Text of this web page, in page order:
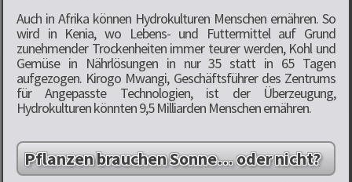
Auch in Afrika können Hydrokulturen Menschen ernähren. So
wird in Kenia, wo Lebens- und Futtermittel auf Grund
zunehmender Trockenheiten immer teurer werden, Kohl und
Gemüse in Nährlösungen in nur 35 statt in 65 Tagen
aufgezogen. Kirogo Mwangi, Geschäftsführer des Zentrums
für Angepasste Technologien, ist der Überzeugung,
Hydrokulturen könnten 9,5 Milliarden Menschen ernähren.
Pflanzen brauchen Sonne… oder nicht?